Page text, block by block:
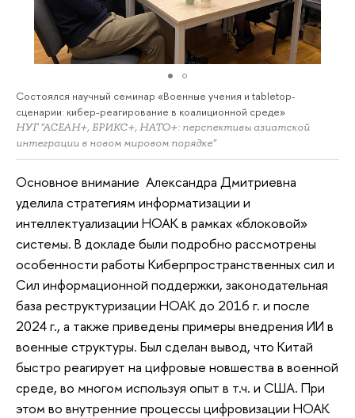
Состоялся научный семинар «Военные учения и tabletop-
сценарии: кибер-реагирование в коалиционной среде»
НУГ "АСЕАН+, БРИКС+, НАТО+: перспективы азиатской
интеграции в новом мировом порядке"
Основное внимание Александра Дмитриевна
уделила стратегиям информатизации и
интеллектуализации НОАК в рамках «блоковой»
системы. В докладе были подробно рассмотрены
особенности работы Киберпространственных сил и
Сил информационной поддержки, законодательная
база реструктуризации НОАК до 2016 г. и после
2024 г., а также приведены примеры внедрения ИИ в
военные структуры. Был сделан вывод, что Китай
быстро реагирует на цифровые новшества в военной
среде, во многом используя опыт в т.ч. и США. При
этом во внутренние процессы цифровизации НОАК